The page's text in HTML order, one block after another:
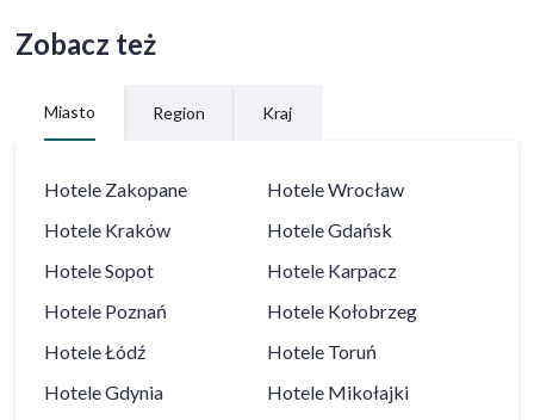
Zobacz też
Miasto Region Kraj
Hotele Zakopane HoteleWrocław
Hotele Kraków HoteleGdańsk
HoteleSopot Hotele Karpacz
Hotele Poznań Hotele Kołobrzeg
HoteleŁódź Hotele Toruń
HoteleGdynia Hotele Mikołajki